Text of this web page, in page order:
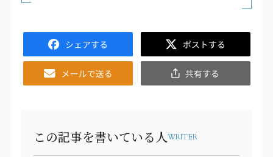
Facebook
Twitter
Email
共
有
この記事を書いている人WRITER